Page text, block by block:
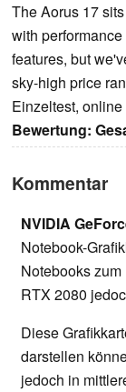
The Aorus 17
with
features, but
sky-high price
Einzeltest,
Bewertung:
Kommentar
NVIDIA
Notebook-
Notebooks
RTX 2080
Diese
darstellen
jedoch in